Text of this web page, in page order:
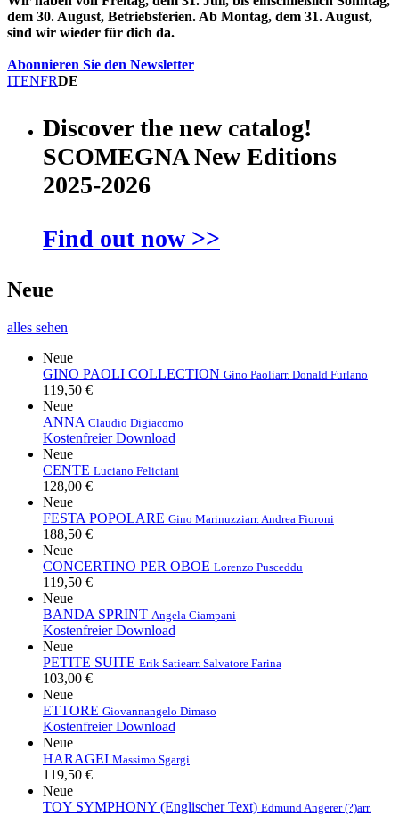
dem 30. August, Betriebsferien. Ab Montag, dem 31. August,
sind wir wieder für dich da.
Abonnieren Sie den Newsletter
ITENFRDE
Discover the new catalog!
SCOMEGNA New Editions
2025-2026
Find out now >>
Neue
alles sehen
Neue
GINO PAOLI COLLECTION Gino Paoliarr. Donald Furlano
119,50 €
Neue
ANNA Claudio Digiacomo
Kostenfreier Download
Neue
CENTE Luciano Feliciani
128,00 €
Neue
FESTA POPOLARE Gino Marinuzziarr. Andrea Fioroni
188,50 €
Neue
CONCERTINO PER OBOE Lorenzo Pusceddu
119,50 €
Neue
BANDA SPRINT Angela Ciampani
Kostenfreier Download
Neue
PETITE SUITE Erik Satiearr. Salvatore Farina
103,00 €
Neue
ETTORE Giovannangelo Dimaso
Kostenfreier Download
Neue
HARAGEI Massimo Sgargi
119,50 €
Neue
TOY SYMPHONY (Englischer Text) Edmund Angerer (?)arr.